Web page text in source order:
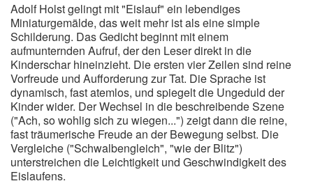
Adolf Holst gelingt mit "Eislauf" ein lebendiges
Miniaturgemälde, das weit mehr ist als eine simple
Schilderung. Das Gedicht beginnt mit einem
aufmunternden Aufruf, der den Leser direkt in die
Kinderschar hineinzieht. Die ersten vier Zeilen sind reine
Vorfreude und Aufforderung zur Tat. Die Sprache ist
dynamisch, fast atemlos, und spiegelt die Ungeduld der
Kinder wider. Der Wechsel in die beschreibende Szene
("Ach, so wohlig sich zu wiegen...") zeigt dann die reine,
fast träumerische Freude an der Bewegung selbst. Die
Vergleiche ("Schwalbengleich", "wie der Blitz")
unterstreichen die Leichtigkeit und Geschwindigkeit des
Eislaufens.